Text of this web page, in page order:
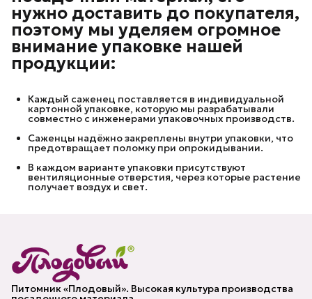
нужно доставить до покупателя,
поэтому мы уделяем огромное
внимание упаковке нашей
продукции:
Каждый саженец поставляется в индивидуальной
картонной упаковке, которую мы разрабатывали
совместно с инженерами упаковочных производств.
Саженцы надёжно закреплены внутри упаковки, что
предотвращает поломку при опрокидывании.
В каждом варианте упаковки присутствуют
вентиляционные отверстия, через которые растение
получает воздух и свет.
Питомник «Плодовый». Высокая культура производства